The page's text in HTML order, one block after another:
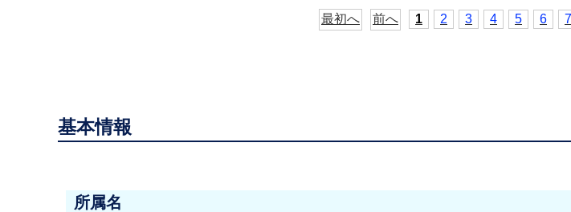
最初へ 前へ 1 2 3 4 5 6 7
基本情報
所属名